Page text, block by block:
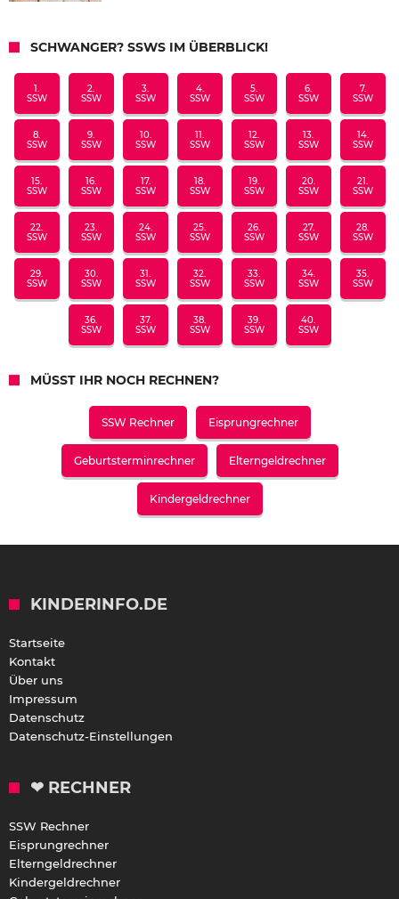
SCHWANGER? SSWS IM ÜBERBLICK!
1.
SSW
2.
SSW
3.
SSW
4.
SSW
5.
SSW
6.
SSW
7.
SSW
8.
SSW
9.
SSW
10.
SSW
11.
SSW
12.
SSW
13.
SSW
14.
SSW
15.
SSW
16.
SSW
17.
SSW
18.
SSW
19.
SSW
20.
SSW
21.
SSW
22.
SSW
23.
SSW
24.
SSW
25.
SSW
26.
SSW
27.
SSW
28.
SSW
29.
SSW
30.
SSW
31.
SSW
32.
SSW
33.
SSW
34.
SSW
35.
SSW
36.
SSW
37.
SSW
38.
SSW
39.
SSW
40.
SSW
MÜSST IHR NOCH RECHNEN?
SSW Rechner Eisprungrechner
Geburtsterminrechner Elterngeldrechner
Kindergeldrechner
KINDERINFO.DE
Startseite
Kontakt
Über uns
Impressum
Datenschutz
Datenschutz-Einstellungen
❤ RECHNER
SSW Rechner
Eisprungrechner
Elterngeldrechner
Kindergeldrechner